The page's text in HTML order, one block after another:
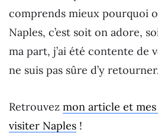
comprends mieux pourquoi
Naples, c’est soit on adore,
ma part, j’ai été contente de
ne suis pas sûre d’y
Retrouvez mon article et
visiter Naples !